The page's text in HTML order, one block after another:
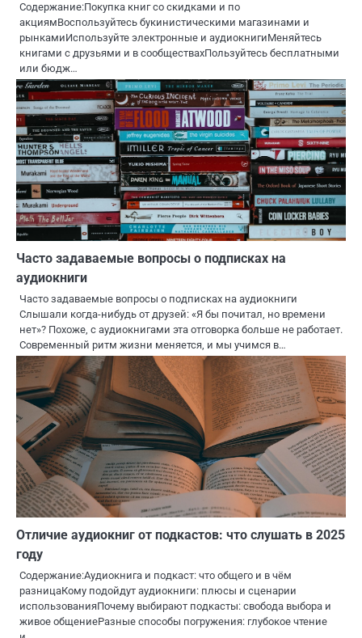
Содержание:Покупка книг со скидками и по
акциямВоспользуйтесь букинистическими магазинами и
рынкамиИспользуйте электронные и аудиокнигиМеняйтесь
книгами с друзьями и в сообществахПользуйтесь бесплатными
или бюдж…
Часто задаваемые вопросы о подписках на
аудиокниги
Часто задаваемые вопросы о подписках на аудиокниги
Слышали когда-нибудь от друзей: «Я бы почитал, но времени
нет»? Похоже, с аудиокнигами эта отговорка больше не работает.
Современный ритм жизни меняется, и мы учимся в…
Отличие аудиокниг от подкастов: что слушать в 2025
году
Содержание:Аудиокнига и подкаст: что общего и в чём
разницаКому подойдут аудиокниги: плюсы и сценарии
использованияПочему выбирают подкасты: свобода выбора и
живое общениеРазные способы погружения: глубокое чтение